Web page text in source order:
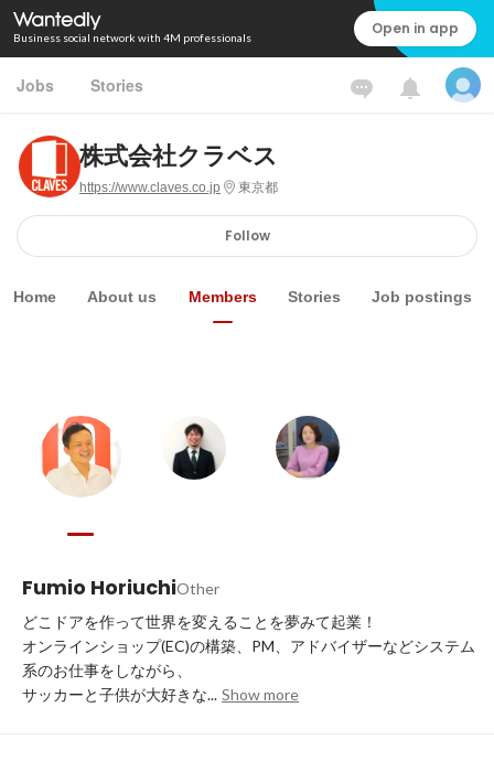
Business social network with 4M professionals Open in app
Jobs Stories
株式会社クラベス
https://www.claves.co.jp 東京都
Follow
Home About us Members Stories Job postings
Fumio HoriuchiOther
どこドアを作って世界を変えることを夢みて起業！
オンラインショップ(EC)の構築、PM、アドバイザーなどシステム
系のお仕事をしながら、
サッカーと子供が大好きな... Show more